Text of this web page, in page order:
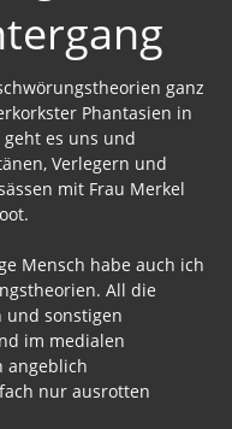
ganz
Phantasien in
es uns und
Verlegern und
mit Frau Merkel
Mensch habe auch ich
All die
und sonstigen
im medialen
angeblich
nur ausrotten